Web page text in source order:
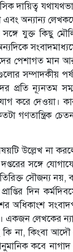
দায়িত্ব
এবং অন্যান্য
সঙ্গে যুক্ত কিছু
পেশাগত মান
সম্পাদকীয়
প্রতি ন্যূনতম
করে দেওয়া।
গণতান্ত্রিক
উল্লেখ না
সঙ্গে
সৌজন্য নয়,
দিন
অধিকাংশ
একজন লেখকের
কি না, কিংবা
কবে নাগাদ